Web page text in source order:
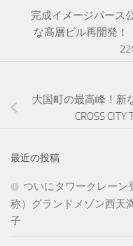
完成イメージパース
な高層ビル再開発！
大国町の最高峰！新
CROSS
最近の投稿
ついにタワークレーン
称）グランドメゾン西天
子